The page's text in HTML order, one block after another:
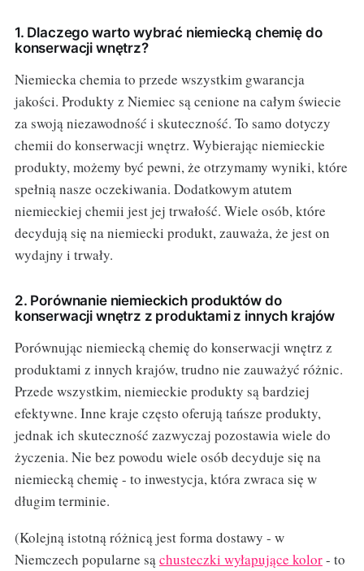
1. Dlaczego warto wybrać niemiecką chemię do
konserwacji wnętrz?
Niemiecka chemia to przede wszystkim gwarancja
jakości. Produkty z Niemiec są cenione na całym świecie
za swoją niezawodność i skuteczność. To samo dotyczy
chemii do konserwacji wnętrz. Wybierając niemieckie
produkty, możemy być pewni, że otrzymamy wyniki, które
spełnią nasze oczekiwania. Dodatkowym atutem
niemieckiej chemii jest jej trwałość. Wiele osób, które
decydują się na niemiecki produkt, zauważa, że jest on
wydajny i trwały.
2. Porównanie niemieckich produktów do
konserwacji wnętrz z produktami z innych krajów
Porównując niemiecką chemię do konserwacji wnętrz z
produktami z innych krajów, trudno nie zauważyć różnic.
Przede wszystkim, niemieckie produkty są bardziej
efektywne. Inne kraje często oferują tańsze produkty,
jednak ich skuteczność zazwyczaj pozostawia wiele do
życzenia. Nie bez powodu wiele osób decyduje się na
niemiecką chemię - to inwestycja, która zwraca się w
długim terminie.
(Kolejną istotną różnicą jest forma dostawy - w
Niemczech popularne sąchusteczki wyłapujące kolor- to